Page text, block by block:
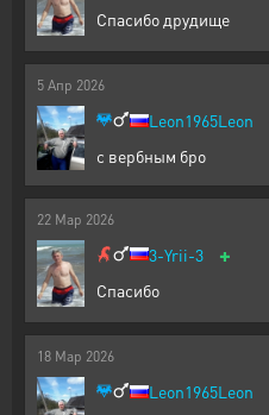
Спасибо друдище
5 Апр 2026
Leon1965Leon
с вербным бро
22 Мар 2026
3-Yrii-3 +
Спасибо
18 Мар 2026
Leon1965Leon